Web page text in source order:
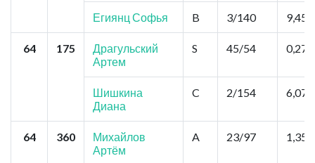
Егиянц Софья B 3/140 9,45
64 175
Драгульский
Артем
S 45/54 0,27
Шишкина
Диана
C 2/154 6,075
64 360
Михайлов
Артём
A 23/97 1,35